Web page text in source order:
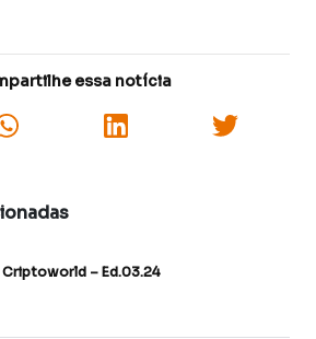
essa notícia
Criptoworld – Ed.03.24